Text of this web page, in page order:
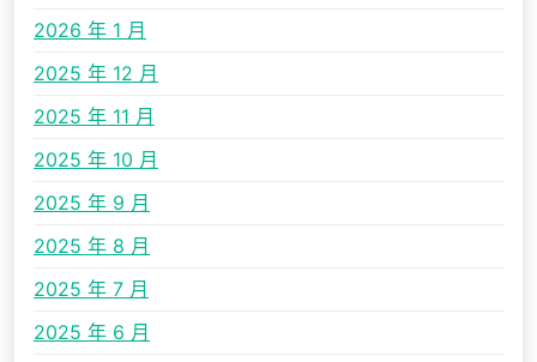
2026 年 1 月
2025 年 12 月
2025 年 11 月
2025 年 10 月
2025 年 9 月
2025 年 8 月
2025 年 7 月
2025 年 6 月